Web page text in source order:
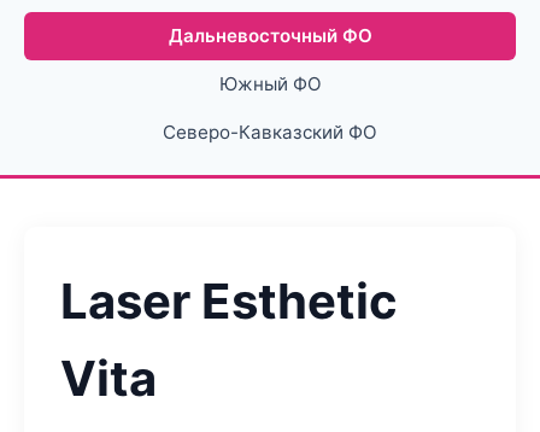
Дальневосточный ФО
Южный ФО
Северо-Кавказский ФО
Laser Esthetic
Vita